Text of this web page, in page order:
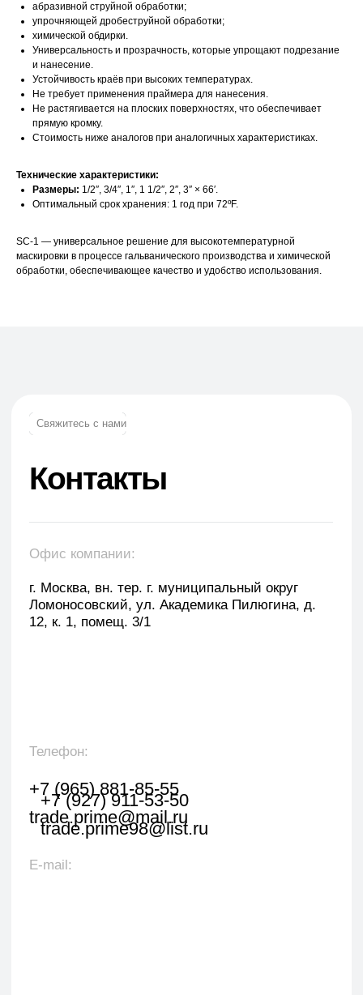
абразивной струйной обработки;
упрочняющей дробеструйной обработки;
химической обдирки.
Универсальность и прозрачность, которые упрощают подрезание
и нанесение.
Устойчивость краёв при высоких температурах.
Не требует применения праймера для нанесения.
Не растягивается на плоских поверхностях, что обеспечивает
прямую кромку.
Стоимость ниже аналогов при аналогичных характеристиках.
Технические характеристики:
Размеры: 1/2″, 3/4″, 1″, 1 1/2″, 2″, 3″ × 66′.
Оптимальный срок хранения: 1 год при 72ºF.
SC-1 — универсальное решение для высокотемпературной
маскировки в процессе гальванического производства и химической
обработки, обеспечивающее качество и удобство использования.
Оставить заявку
Укажите наименование товара, менеджер
свяжется с вами в течении 1 рабочего часа.
Свяжитесь с нами
Контакты
г. Москва, вн. тер. г. муниципальный округ
Ломоносовский, ул. Академика Пилюгина, д.
12, к. 1, помещ. 3/1